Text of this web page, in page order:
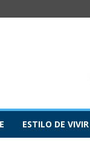
ESTILO DE VIVIR